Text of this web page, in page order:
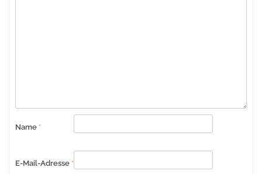
Name *
E-Mail-Adresse *